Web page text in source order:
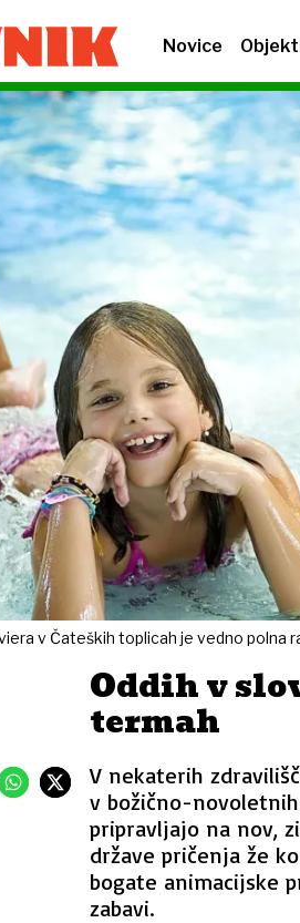
Novice
v Čateških toplicah je vedno polna
Oddih v
termah
V nekaterih
v božično-
pripravljajo na nov,
države pričenja že
bogate animacijske
zabavi.